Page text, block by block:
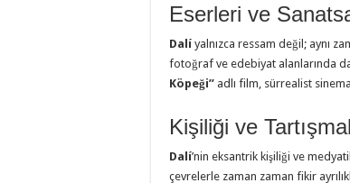
Eserleri ve
Dalí yalnızca ressam değil; aynı
fotoğraf ve edebiyat alanlarında
Köpeği” adlı film, sürrealist
Kişiliği ve
Dalí’nin eksantrik kişiliği ve
çevrelerle zaman zaman fikir